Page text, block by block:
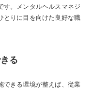
す。メンタルヘルスマネジ
とりに目を向けた良好な職
る
できる環境が整えば、従業